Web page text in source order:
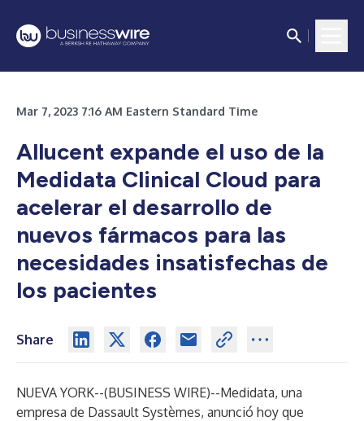
Mar 7, 2023 7:16 AM Eastern Standard Time
Allucent expande el uso de la
Medidata Clinical Cloud para
acelerar el desarrollo de
nuevos fármacos para las
necesidades insatisfechas de
los pacientes
Share
NUEVA YORK--(BUSINESS WIRE)--Medidata, una
empresa de Dassault Systèmes, anunció hoy que